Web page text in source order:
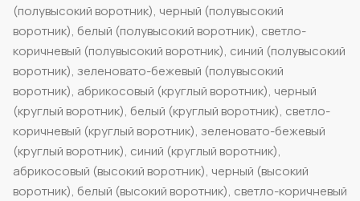
(полувысокий воротник), черный (полувысокий
воротник), белый (полувысокий воротник), светло-
коричневый (полувысокий воротник), синий (полувысокий
воротник), зеленовато-бежевый (полувысокий
воротник), абрикосовый (круглый воротник), черный
(круглый воротник), белый (круглый воротник), светло-
коричневый (круглый воротник), зеленовато-бежевый
(круглый воротник), синий (круглый воротник),
абрикосовый (высокий воротник), черный (высокий
воротник), белый (высокий воротник), светло-коричневый